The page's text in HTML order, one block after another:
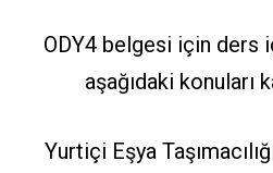
ODY4 belgesi için ders
aşağıdaki konuları
Yurtiçi Eşya